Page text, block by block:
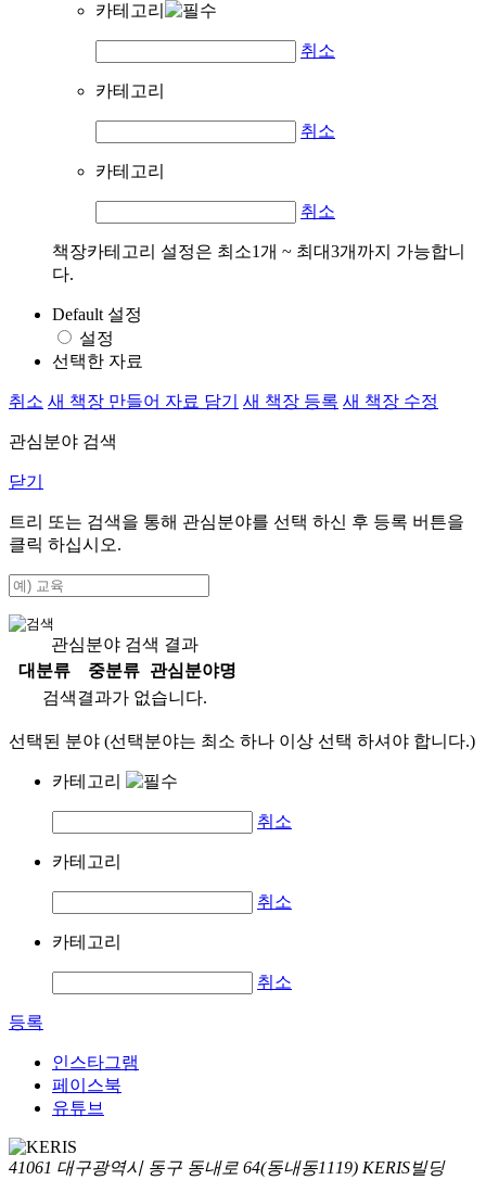
카테고리
취소
카테고리
취소
카테고리
취소
책장카테고리 설정은 최소1개 ~ 최대3개까지 가능합니
다.
Default 설정
설정
선택한 자료
취소 새 책장 만들어 자료 담기 새 책장 등록 새 책장 수정
관심분야 검색
닫기
트리 또는 검색을 통해 관심분야를 선택 하신 후 등록 버튼을
클릭 하십시오.
관심분야 검색 결과
대분류
중분류
관심분야명
검색결과가 없습니다.
선택된 분야 (선택분야는 최소 하나 이상 선택 하셔야 합니다.)
카테고리
취소
카테고리
취소
카테고리
취소
등록
인스타그램
페이스북
유튜브
41061 대구광역시 동구 동내로 64(동내동1119) KERIS빌딩